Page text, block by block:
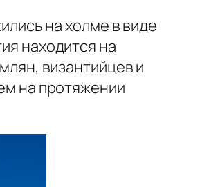
на холме в виде
находится на
византийцев и
на протяжении